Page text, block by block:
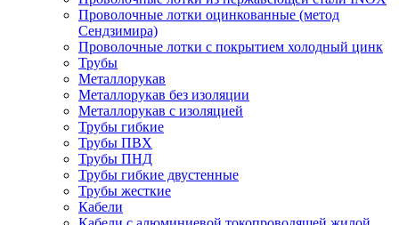
Проволочные лотки оцинкованные (метод
Сендзимира)
Проволочные лотки с покрытием холодный цинк
Трубы
Металлорукав
Металлорукав без изоляции
Металлорукав с изоляцией
Трубы гибкие
Трубы ПВХ
Трубы ПНД
Трубы гибкие двустенные
Трубы жесткие
Кабели